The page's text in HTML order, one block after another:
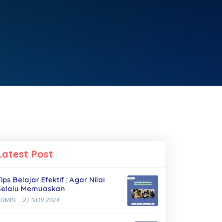
Post
Belajar Efektif : Agar Nilai
Memuaskan
22 NOV 2024